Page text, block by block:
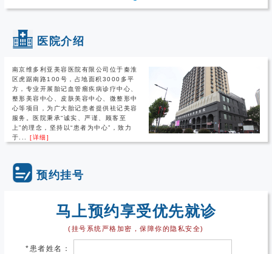
医院介绍
南京维多利亚美容医院有限公司位于秦淮
区虎踞南路100号，占地面积3000多平
方，专业开展胎记血管瘤疾病诊疗中心、
整形美容中心、皮肤美容中心、微整形中
心等项目，为广大胎记患者提供祛记美容
服务。医院秉承“诚实、严谨、顾客至
上”的理念，坚持以“患者为中心”，致力
于...[详细]
预约挂号
马上预约享受优先就诊
(挂号系统严格加密，保障你的隐私安全)
*患者姓名：